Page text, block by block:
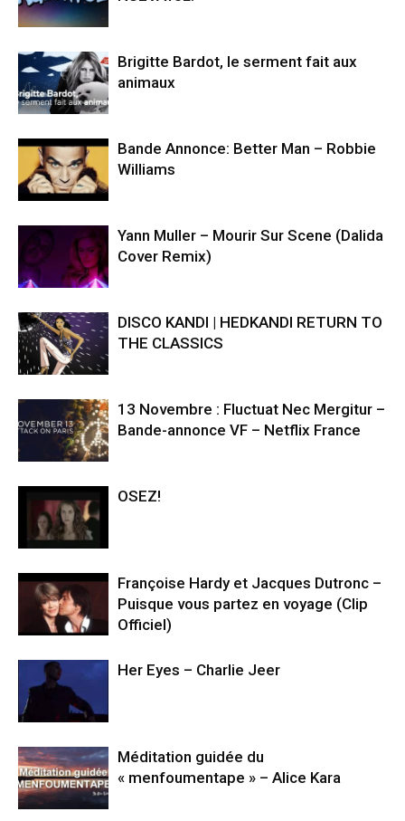
Brigitte Bardot, le serment fait aux
animaux
Bande Annonce: Better Man – Robbie
Williams
Yann Muller – Mourir Sur Scene (Dalida
Cover Remix)
DISCO KANDI | HEDKANDI RETURN TO
THE CLASSICS
13 Novembre : Fluctuat Nec Mergitur –
Bande-annonce VF – Netflix France
OSEZ!
Françoise Hardy et Jacques Dutronc –
Puisque vous partez en voyage (Clip
Officiel)
Her Eyes – Charlie Jeer
Méditation guidée du
« menfoumentape » – Alice Kara